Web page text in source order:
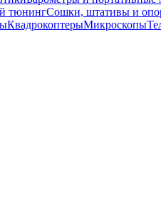
тюнингСошки, штативы и
КвадрокоптерыМикроскопы